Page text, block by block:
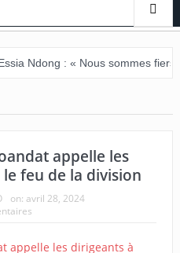
sommes fiers du parcours
appelle les
feu de la division
on: avril 28, 2024